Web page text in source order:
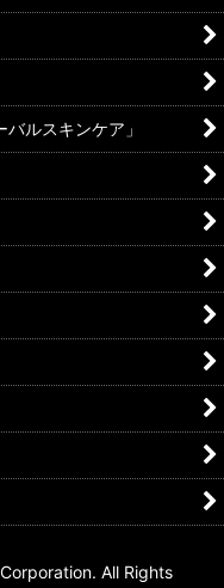
ルスキンケア」
All Rights